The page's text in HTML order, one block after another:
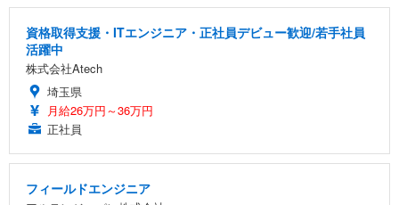
資格取得支援・ITエンジニア・正社員デビュー歓迎/若手社員
活躍中
株式会社Atech
埼玉県
月給26万円～36万円
正社員
フィールドエンジニア